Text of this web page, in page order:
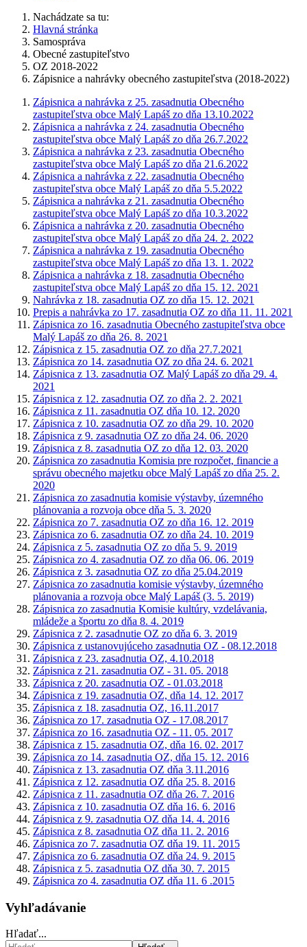
Nachádzate sa tu:
Hlavná stránka
Samospráva
Obecné zastupiteľstvo
OZ 2018-2022
Zápisnice a nahrávky obecného zastupiteľstva (2018-2022)
Zápisnica a nahrávka z 25. zasadnutia Obecného
zastupiteľstva obce Malý Lapáš zo dňa 13.10.2022
Zápisnica a nahrávka z 24. zasadnutia Obecného
zastupiteľstva obce Malý Lapáš zo dňa 26.7.2022
Zápisnica a nahrávka z 23. zasadnutia Obecného
zastupiteľstva obce Malý Lapáš zo dňa 21.6.2022
Zápisnica a nahrávka z 22. zasadnutia Obecného
zastupiteľstva obce Malý Lapáš zo dňa 5.5.2022
Zápisnica a nahrávka z 21. zasadnutia Obecného
zastupiteľstva obce Malý Lapáš zo dňa 10.3.2022
Zápisnica a nahrávka z 20. zasadnutia Obecného
zastupiteľstva obce Malý Lapáš zo dňa 24. 2. 2022
Zápisnica a nahrávka z 19. zasadnutia Obecného
zastupiteľstva obce Malý Lapáš zo dňa 13. 1. 2022
Zápisnica a nahrávka z 18. zasadnutia Obecného
zastupiteľstva obce Malý Lapáš zo dňa 15. 12. 2021
Nahrávka z 18. zasadnutia OZ zo dňa 15. 12. 2021
Prepis a nahrávka zo 17. zasadnutia OZ zo dňa 11. 11. 2021
Zápisnica zo 16. zasadnutia Obecného zastupiteľstva obce
Malý Lapáš zo dňa 26. 8. 2021
Zápisnica z 15. zasadnutia OZ zo dňa 27.7.2021
Zápisnica zo 14. zasadnutia OZ zo dňa 24. 6. 2021
Zápisnica z 13. zasadnutia OZ Malý Lapáš zo dňa 29. 4.
2021
Zápisnica z 12. zasadnutia OZ zo dňa 2. 2. 2021
Zápisnica z 11. zasadnutia OZ dňa 10. 12. 2020
Zápisnica z 10. zasadnutia OZ zo dňa 29. 10. 2020
Zápisnica z 9. zasadnutia OZ zo dňa 24. 06. 2020
Zápisnica z 8. zasadnutia OZ zo dňa 12. 03. 2020
Zápisnica zo zasadnutia Komisia pre rozpočet, financie a
správu obecného majetku obce Malý Lapáš zo dňa 25. 2.
2020
Zápisnica zo zasadnutia komisie výstavby, územného
plánovania a rozvoja obce dňa 5. 3. 2020
Zápisnica zo 7. zasadnutia OZ zo dňa 16. 12. 2019
Zápisnica zo 6. zasadnutia OZ zo dňa 24. 10. 2019
Zápisnica z 5. zasadnutia OZ zo dňa 5. 9. 2019
Zápisnica zo 4. zasadnutia OZ zo dňa 06. 06. 2019
Zápisnica z 3. zasadnutia OZ zo dňa 25.04.2019
Zápisnica zo zasadnutia komisie výstavby, územného
plánovania a rozvoja obce Malý Lapáš (3. 5. 2019)
Zápisnica zo zasadnutia Komisie kultúry, vzdelávania,
mládeže a športu zo dňa 8. 4. 2019
Zápisnica z 2. zasadnutie OZ zo dňa 6. 3. 2019
Zápisnica z ustanovujúceho zasadnutia OZ - 08.12.2018
Zápisnica z 23. zasadnutia OZ, 4.10.2018
Zápisnica z 21. zasadnutia OZ - 31. 05. 2018
Zápisnica z 20. zasadnutia OZ - 01.03.2018
Zápisnica z 19. zasadnutia OZ, dňa 14. 12. 2017
Zápisnica z 18. zasadnutia OZ, 16.11.2017
Zápisnica zo 17. zasadnutia OZ - 17.08.2017
Zápisnica zo 16. zasadnutia OZ - 11. 05. 2017
Zápisnica z 15. zasadnutia OZ, dňa 16. 02. 2017
Zápisnica zo 14. zasadnutia OZ, dňa 15. 12. 2016
Zápisnica z 13. zasadnutia OZ dňa 3.11.2016
Zápisnica z 12. zasadnutia OZ dňa 25. 8. 2016
Zápisnica z 11. zasadnutia OZ dňa 26. 7. 2016
Zápisnica z 10. zasadnutia OZ dňa 16. 6. 2016
Zápisnica z 9. zasadnutia OZ dňa 14. 4. 2016
Zápisnica z 8. zasadnutia OZ dňa 11. 2. 2016
Zápisnica zo 7. zasadnutia OZ dňa 19. 11. 2015
Zápisnica zo 6. zasadnutia OZ dňa 24. 9. 2015
Zápisnica z 5. zasadnutia OZ dňa 30. 7. 2015
Zápisnica zo 4. zasadnutia OZ dňa 11. 6 .2015
Vyhľadávanie
Hľadať...